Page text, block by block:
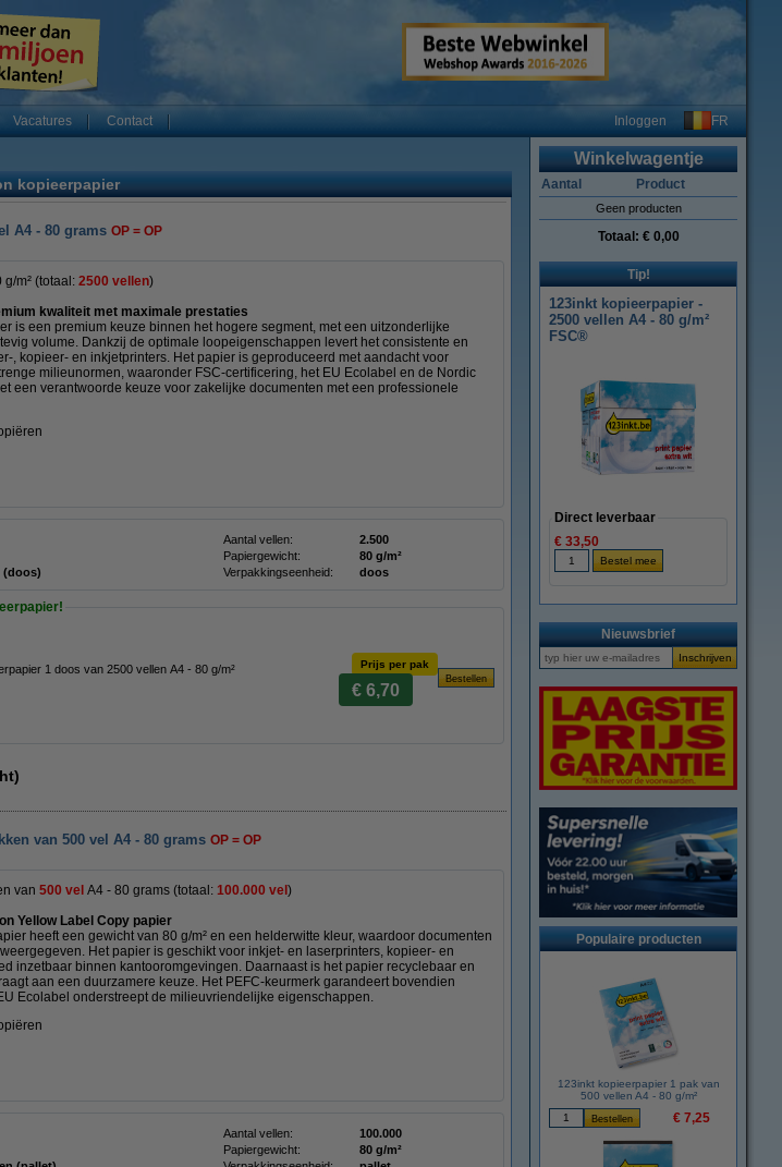
Vacatures Contact Inloggen FR
kopieerpapier
A4 - 80 grams OP = OP
g/m² (totaal: 2500 vellen)
kwaliteit met maximale prestaties
is een premium keuze binnen het hogere segment, met een uitzonderlijke
volume. Dankzij de optimale loopeigenschappen levert het consistente en
, kopieer- en inkjetprinters. Het papier is geproduceerd met aandacht voor
milieunormen, waaronder FSC-certificering, het EU Ecolabel en de Nordic
een verantwoorde keuze voor zakelijke documenten met een professionele
Aantal vellen:
2.500
Papiergewicht:
80 g/m²
(doos) Verpakkingseenheid: doos
1 doos van 2500 vellen A4 - 80 g/m²
Prijs per pak
€ 6,70
van 500 vel A4 - 80 grams OP = OP
van 500 vel A4 - 80 grams (totaal: 100.000 vel )
Yellow Label Copy papier
heeft een gewicht van 80 g/m² en een helderwitte kleur, waardoor documenten
Het papier is geschikt voor inkjet- en laserprinters, kopieer- en
inzetbaar binnen kantooromgevingen. Daarnaast is het papier recyclebaar en
aan een duurzamere keuze. Het PEFC-keurmerk garandeert bovendien
Ecolabel onderstreept de milieuvriendelijke eigenschappen.
Aantal vellen:
100.000
Papiergewicht:
80 g/m²
Winkelwagentje
Aantal Product
Geen producten
Totaal: € 0,00
Tip!
123inkt kopieerpapier -
2500 vellen A4 - 80 g/m²
FSC®
Direct leverbaar
€ 33,50
Nieuwsbrief
Populaire producten
123inkt kopieerpapier 1 pak van
500 vellen A4 - 80 g/m²
€ 7,25